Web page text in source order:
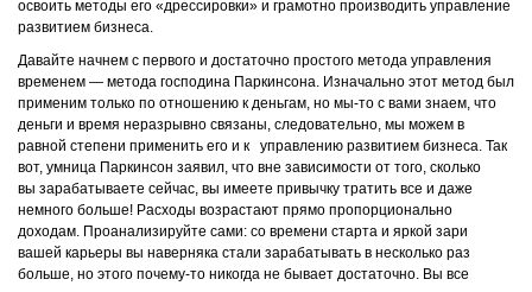
освоить методы его «дрессировки» и грамотно производить управление
развитием бизнеса.
Давайте начнем с первого и достаточно простого метода управления
временем ― метода господина Паркинсона. Изначально этот метод был
применим только по отношению к деньгам, но мы-то с вами знаем, что
деньги и время неразрывно связаны, следовательно, мы можем в
равной степени применить его и к управлению развитием бизнеса. Так
вот, умница Паркинсон заявил, что вне зависимости от того, сколько
вы зарабатываете сейчас, вы имеете привычку тратить все и даже
немного больше! Расходы возрастают прямо пропорционально
доходам. Проанализируйте сами: со времени старта и яркой зари
вашей карьеры вы наверняка стали зарабатывать в несколько раз
больше, но этого почему-то никогда не бывает достаточно. Вы все